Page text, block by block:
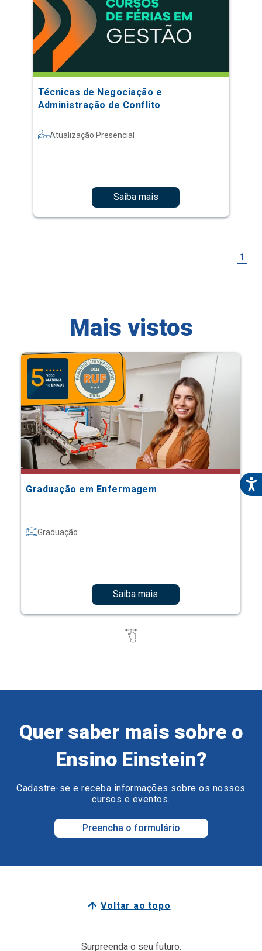
Técnicas de Negociação e
Administração de Conflito
Atualização Presencial
Saiba mais
1
Mais vistos
Graduação em Enfermagem
Graduação
Saiba mais
Quer saber mais sobre o
Ensino Einstein?
Cadastre-se e receba informações sobre os nossos
cursos e eventos.
Preencha o formulário
Voltar ao topo
Surpreenda o seu futuro.